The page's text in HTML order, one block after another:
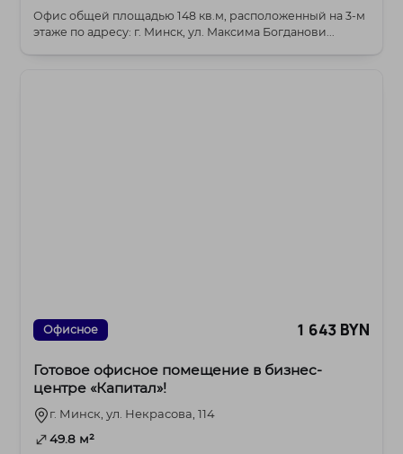
Офис общей площадью 148 кв.м, расположенный на 3-м
этаже по адресу: г. Минск, ул. Максима Богданови...
Офисное 1 643 BYN
Готовое офисное помещение в бизнес-
центре «Капитал»!
г. Минск, ул. Некрасова, 114
49.8 м²